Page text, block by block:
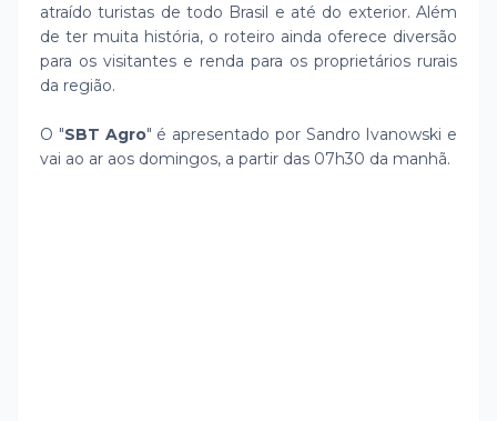
atraído turistas de todo Brasil e até do exterior. Além
de ter muita história, o roteiro ainda oferece diversão
para os visitantes e renda para os proprietários rurais
da região.
O "SBT Agro" é apresentado por Sandro Ivanowski e
vai ao ar aos domingos, a partir das 07h30 da manhã.